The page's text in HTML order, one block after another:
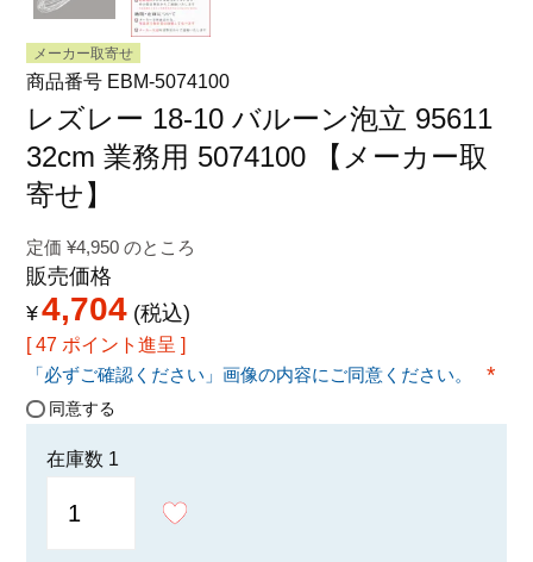
プライバシーポリシー
特定商取引法に関する表示
メーカー取寄せ
商品番号 EBM-5074100
レズレー 18-10 バルーン泡立 95611
32cm 業務用 5074100 【メーカー取
寄せ】
定価 ¥4,950 のところ
販売価格
¥4,704 税込
47 ポイント進呈 ]
「必ずご確認ください」画像の内容にご同意ください。
同意する
在庫数 1